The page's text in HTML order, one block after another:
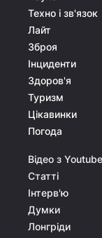
Техно і зв'язок
Лайт
Зброя
Інциденти
Здоров'я
Туризм
Цікавинки
Погода
Відео з Youtube
Статті
Інтерв'ю
Думки
Лонгріди